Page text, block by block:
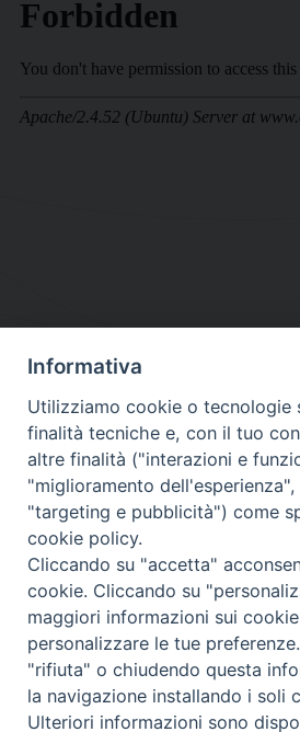
DIOCESI
Contatti:Tel.: 06.93268401 -
E-mail:
Orari: dal Lunedì al Venerdì
Lunedì, Mercoledì e Venerdì,
Diocesi Suburbicaria
Copyright ©
Informativa
Utilizziamo cookie o tecnologie
finalità tecniche e, con il tuo
altre finalità ("interazioni e
"miglioramento
"targeting e pubblicità") come
cookie policy.
Cliccando su "accetta"
cookie. Cliccando su
maggiori informazioni sui
personalizzare le tue
"rifiuta" o chiudendo questa
la navigazione installando i soli
Ulteriori informazioni sono